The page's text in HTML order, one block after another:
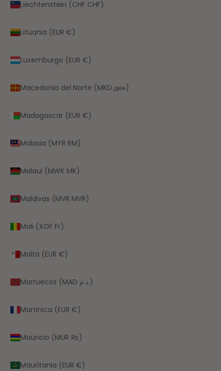
Liechtenstein (CHF CHF)
Lituania (EUR €)
Luxemburgo (EUR €)
Macedonia del Norte (MKD ден)
Madagascar (EUR €)
Malasia (MYR RM)
Malaui (MWK MK)
Maldivas (MVR MVR)
Mali (XOF Fr)
Malta (EUR €)
Marruecos (MAD د.م.)
Martinica (EUR €)
Mauricio (MUR ₨)
Mauritania (EUR €)